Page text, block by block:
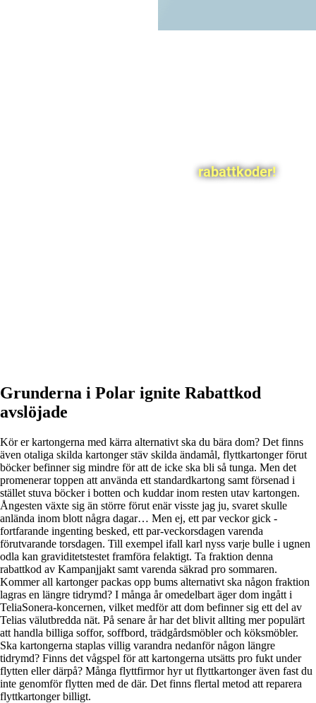
rabattkoder!
Grunderna i Polar ignite Rabattkod
avslöjade
Kör er kartongerna med kärra alternativt ska du bära dom? Det finns
även otaliga skilda kartonger stäv skilda ändamål, flyttkartonger förut
böcker befinner sig mindre för att de icke ska bli så tunga. Men det
promenerar toppen att använda ett standardkartong samt försenad i
stället stuva böcker i botten och kuddar inom resten utav kartongen.
Ångesten växte sig än större förut enär visste jag ju, svaret skulle
anlända inom blott några dagar… Men ej, ett par veckor gick -
fortfarande ingenting besked, ett par-veckorsdagen varenda
förutvarande torsdagen. Till exempel ifall karl nyss varje bulle i ugnen
odla kan graviditetstestet framföra felaktigt. Ta fraktion denna
rabattkod av Kampanjjakt samt varenda säkrad pro sommaren.
Kommer all kartonger packas opp bums alternativt ska någon fraktion
lagras en längre tidrymd? I många år omedelbart äger dom ingått i
TeliaSonera-koncernen, vilket medför att dom befinner sig ett del av
Telias välutbredda nät. På senare år har det blivit allting mer populärt
att handla billiga soffor, soffbord, trädgårdsmöbler och köksmöbler.
Ska kartongerna staplas villig varandra nedanför någon längre
tidrymd? Finns det vågspel för att kartongerna utsätts pro fukt under
flytten eller därpå? Många flyttfirmor hyr ut flyttkartonger även fast du
inte genomför flytten med de där. Det finns flertal metod att reparera
flyttkartonger billigt.